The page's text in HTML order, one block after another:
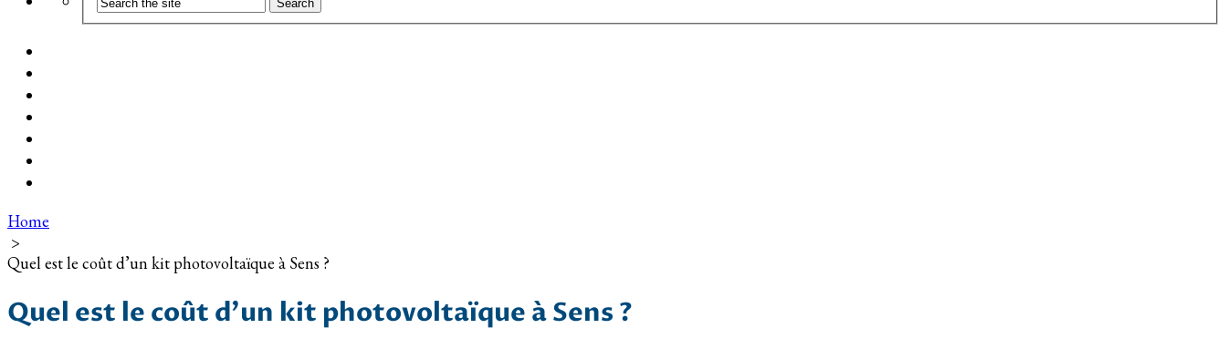
Home
>
Quel est le coût d’un kit photovoltaïque à Sens ?
Quel est le coût d’un kit photovoltaïque à Sens ?